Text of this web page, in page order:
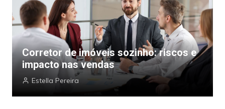
Corretor de imóveis sozinho: riscos e
impacto nas vendas
Estella Pereira